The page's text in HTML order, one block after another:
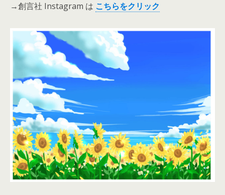
→創言社 Instagram は こちらをクリック